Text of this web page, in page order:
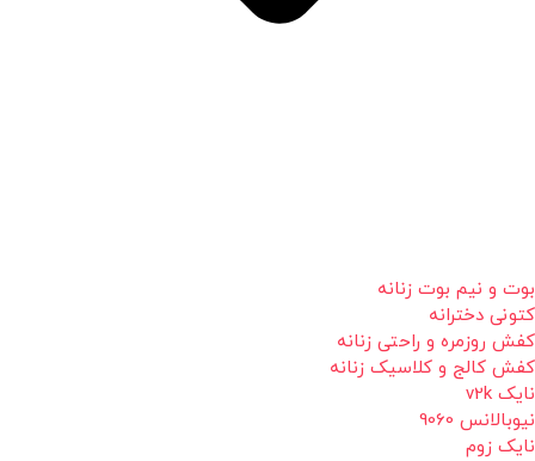
بوت و نیم بوت زنانه
کتونی دخترانه
کفش روزمره و راحتی زنانه
کفش کالج و کلاسیک زنانه
نایک v2k
نیوبالانس 9060
نایک زوم